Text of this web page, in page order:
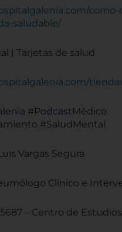
saludable/
| Tarjetas de salud
#PodcastMédico
#SaludMental
Vargas Segura
Clínico e
– Centro de